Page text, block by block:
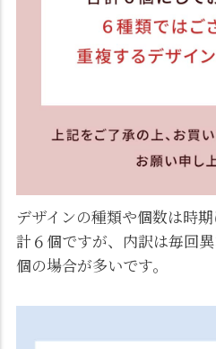
デザインの種類や個数は時
計６個ですが、内訳は毎回
個の場合が多いです。